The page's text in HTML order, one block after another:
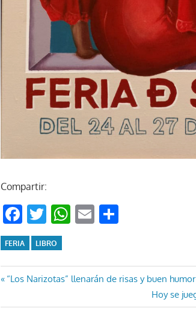
Compartir:
Facebook
Twitter
WhatsApp
Email
FERIA LIBRO
Navegación
de
Entrada
“Los Narizotas” llenarán de risas y buen
Entrada
siguiente:
Hoy se